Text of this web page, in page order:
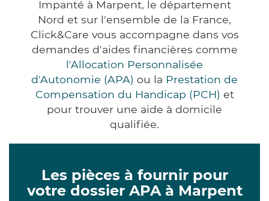
Impanté à Marpent, le département
Nord et sur l'ensemble de la France,
Click&Care vous accompagne dans vos
demandes d'aides financières comme
l'Allocation Personnalisée
d'Autonomie (APA) ou la Prestation de
Compensation du Handicap (PCH) et
pour trouver une aide à domicile
qualifiée.
Les pièces à fournir pour
votre dossier APA à Marpent